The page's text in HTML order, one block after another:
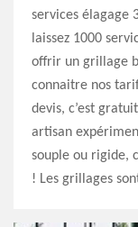
services élagage
laissez 1000
offrir un grillage
connaitre nos
devis, c’est
artisan
souple ou rigide,
! Les grillages